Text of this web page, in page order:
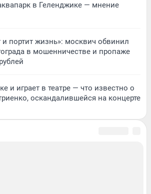
в Геленджике — мнение
и портит жизнь»: москвич обвинил
в мошенничестве и пропаже
и играет в театре — что известно о
оскандалившейся на концерте